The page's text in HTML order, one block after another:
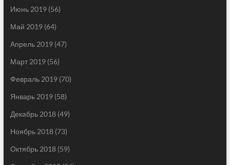
Июнь 2019(56)
Май 2019(64)
Апрель 2019(47)
Март 2019(56)
Февраль 2019(70)
Январь 2019(58)
Декабрь 2018(49)
Ноябрь 2018(73)
Октябрь 2018(59)